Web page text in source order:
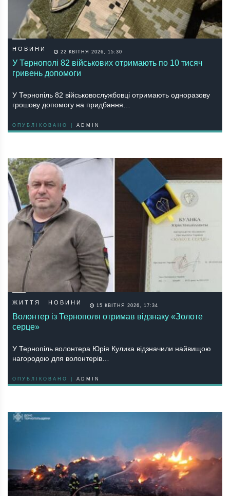
НОВИНИ 22 КВІТНЯ 2026, 15:30
У Тернополі 82 військових отримають по 10 тисяч
гривень допомоги
У Тернопіль 82 військовослужбовці отримають одноразову
грошову допомогу на придбання…
ОПУБЛІКОВАНО | ADMIN
ЖИТТЯ НОВИНИ 15 КВІТНЯ 2026, 17:34
Волонтер із Тернополя отримав відзнаку «Золоте
серце»
У Тернопіль волонтера Юрія Кулика відзначили найвищою
нагородою для волонтерів…
ОПУБЛІКОВАНО | ADMIN